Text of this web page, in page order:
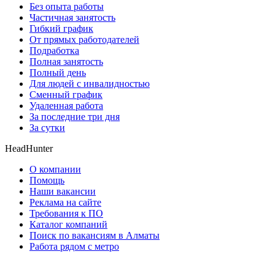
Без опыта работы
Частичная занятость
Гибкий график
От прямых работодателей
Подработка
Полная занятость
Полный день
Для людей с инвалидностью
Сменный график
Удаленная работа
За последние три дня
За сутки
HeadHunter
О компании
Помощь
Наши вакансии
Реклама на сайте
Требования к ПО
Каталог компаний
Поиск по вакансиям в Алматы
Работа рядом с метро